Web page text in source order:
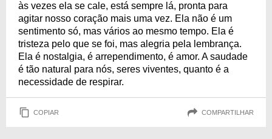
às vezes ela se cale, está sempre lá, pronta para
agitar nosso coração mais uma vez. Ela não é um
sentimento só, mas vários ao mesmo tempo. Ela é
tristeza pelo que se foi, mas alegria pela lembrança.
Ela é nostalgia, é arrependimento, é amor. A saudade
é tão natural para nós, seres viventes, quanto é a
necessidade de respirar.
COPIAR COMPARTILHAR